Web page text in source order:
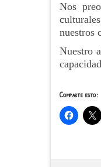
Nos
nuestros
Nuestro
Comparte esto: